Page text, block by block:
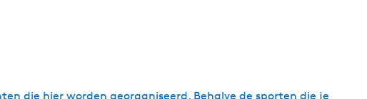
die hier worden georganiseerd. Behalve de sporten die je